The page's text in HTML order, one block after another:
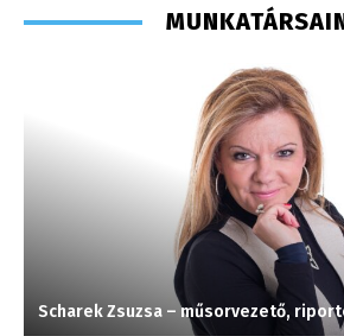
Scharek Zsuzsa – műsorvezető,